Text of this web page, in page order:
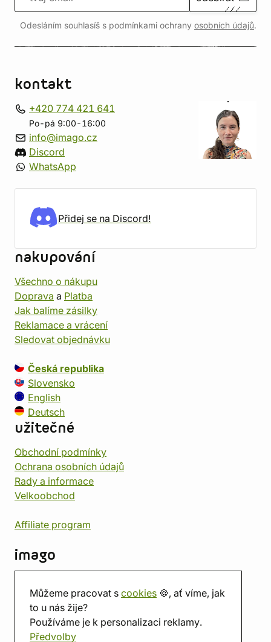
Můžeme pracovat s cookies 🍪, ať víme, jak
to u nás žije?
Používáme je k personalizaci reklamy.
Předvolby
Odesláním souhlasíš s podmínkami ochrany osobních údajů.
kontakt
+420 774 421 641
Po-pá 9:00-16:00
info@imago.cz
Discord
WhatsApp
Přidej se na Discord!
nakupování
Všechno o nákupu
Doprava a Platba
Jak balíme zásilky
Reklamace a vrácení
Sledovat objednávku
Česká republika
Slovensko
English
Deutsch
užitečné
Obchodní podmínky
Ochrana osobních údajů
Rady a informace
Velkoobchod
Affiliate program
imago
Prodejna
Herna
O nás
Hodnocení obchodu